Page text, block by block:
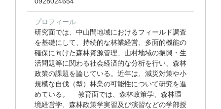
プロフィール
研究面では、中山間地域におけるフィールド調査
を基礎にして、持続的な林業経営、多面的機能の
確保に向けた森林資源管理、山村地域の振興・生
活問題等に関わる社会経済的な分析を行い、森林
政策の課題を論じている。近年は、減災対策や小
規模な自伐（型）林業の可能性について研究を進
めている。 教育面では、森林政策学、森林環
境経営学、森林政策学実習及び演習などの学部授